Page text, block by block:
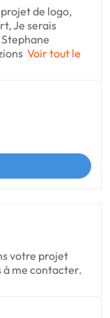
de logo,
Je serais
Voir tout le
votre projet
à me contacter.